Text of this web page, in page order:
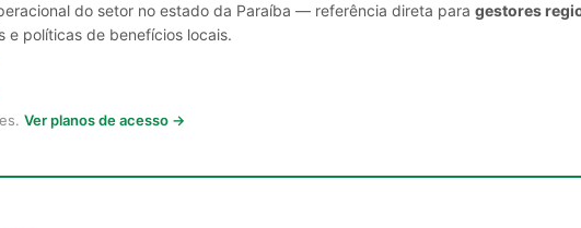
do setor no estado da Paraíba — referência direta para gestores
e políticas de benefícios locais.
Ver planos de acesso →